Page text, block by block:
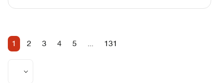
1 2 3 4 5 131